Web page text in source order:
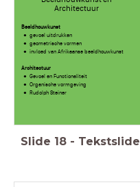
Architectuur
Beeldhouwkunst
gevoel uitdrukken
geometrische vormen
invloed van Afrikaanse beeldhouwkunst
Architectuur
Gevoel en Functionaliteit
Organische vormgeving
Rudolph Steiner
Slide 18 - Tekstslide